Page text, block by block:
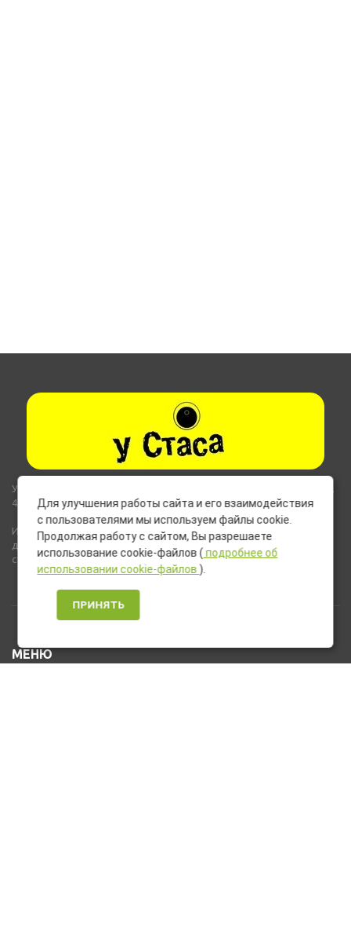
Указанные на сайте цены не являются публичной офертой (ст.435,
437 ГК РФ).
Используемые на сайте изображения товаров могут включать
дополнительное оборудование и компоненты, не входящие в
стандартную комплектацию товара.
МЕНЮ
Для улучшения работы сайта и его взаимодействия
с пользователями мы используем файлы cookie.
Продолжая работу с сайтом, Вы разрешаете
использование cookie-файлов ( подробнее об
использовании cookie-файлов ).
ПРИНЯТЬ